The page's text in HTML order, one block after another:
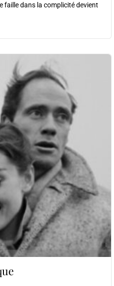
faille dans la complicité devient